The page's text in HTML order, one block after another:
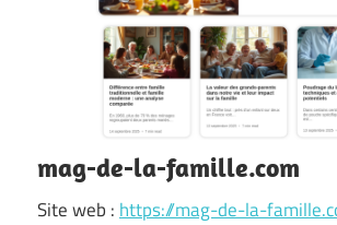
mag-de-la-famille.com
Site web : https://mag-de-la-